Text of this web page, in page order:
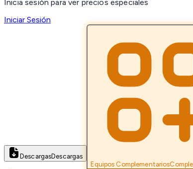
Inicia sesión para ver precios especiales
Iniciar Sesión
DescargasDescargas
Equipos Complementarios